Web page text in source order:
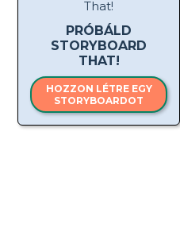
PRÓBÁLD
STORYBOARD
THAT!
HOZZON LÉTRE EGY
STORYBOARDOT